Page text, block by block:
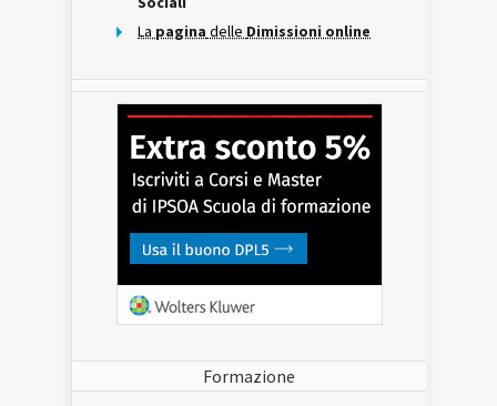
La pagina delle Dimissioni online
Formazione